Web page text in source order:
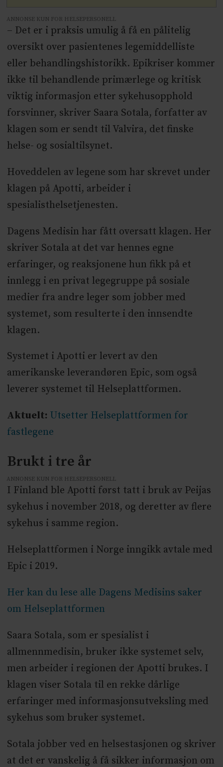
ANNONSE KUN FOR HELSEPERSONELL
– Det er i praksis umulig å få en pålitelig
oversikt over pasientenes legemiddelliste
eller behandlingshistorikk. Epikriser kommer
ikke til behandlende primærlege og kritisk
viktig informasjon etter sykehusopphold
forsvinner, skriver Saara Sotala, forfatter av
klagen som er sendt til Valvira, det finske
helse- og sosialtilsynet.
Hoveddelen av legene som har skrevet under
klagen på Apotti, arbeider i
spesialisthelsetjenesten.
Dagens Medisin har fått oversatt klagen. Her
skriver Sotala at det var hennes egne
erfaringer, og reaksjonene hun fikk på et
innlegg i en privat legegruppe på sosiale
medier fra andre leger som jobber med
systemet, som resulterte i den innsendte
klagen.
Systemet i Apotti er levert av den
amerikanske leverandøren Epic, som også
leverer systemet til Helseplattformen.
Aktuelt: Utsetter Helseplattformen for
fastlegene
Brukt i tre år
ANNONSE KUN FOR HELSEPERSONELL
I Finland ble Apotti først tatt i bruk av Peijas
sykehus i november 2018, og deretter av flere
sykehus i samme region.
Helseplattformen i Norge inngikk avtale med
Epic i 2019.
Her kan du lese alle Dagens Medisins saker
om Helseplattformen
Saara Sotala, som er spesialist i
allmennmedisin, bruker ikke systemet selv,
men arbeider i regionen der Apotti brukes. I
klagen viser Sotala til en rekke dårlige
erfaringer med informasjonsutveksling med
sykehus som bruker systemet.
Sotala jobber ved en helsestasjonen og skriver
at det er vanskelig å få sikker informasjon om